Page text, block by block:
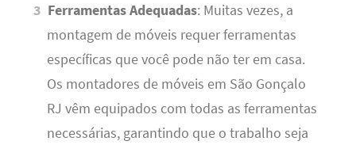
Ferramentas Adequadas: Muitas vezes, a
montagem de móveis requer ferramentas
específicas que você pode não ter em casa.
Os montadores de móveis em São Gonçalo
RJ vêm equipados com todas as ferramentas
necessárias, garantindo que o trabalho seja